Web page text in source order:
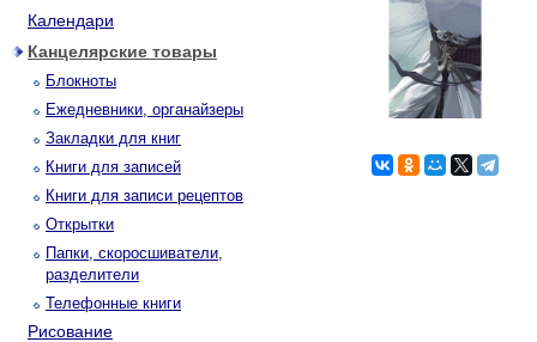
Календари
Канцелярские товары
Блокноты
Ежедневники, органайзеры
Закладки для книг
Книги для записей
Книги для записи рецептов
Открытки
Папки, скоросшиватели,
разделители
Телефонные книги
Рисование